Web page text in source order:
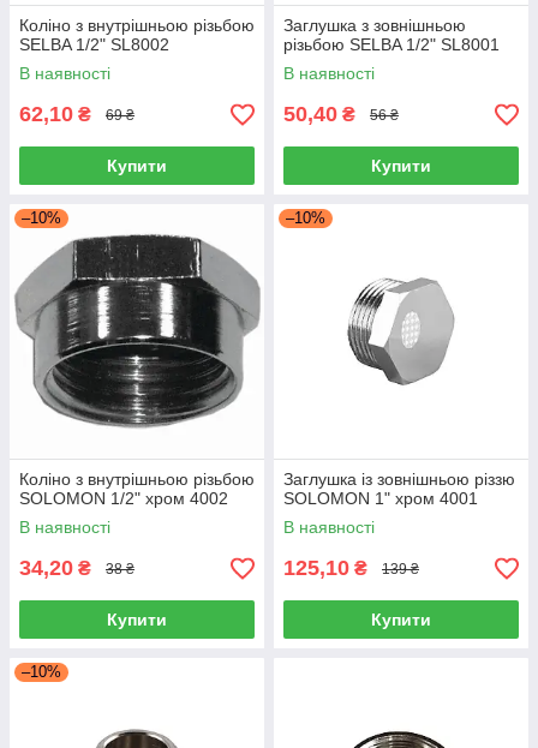
Коліно з внутрішньою різьбою
SELBA 1/2" SL8002
В наявності
62,10 ₴ 69 ₴
Купити
Заглушка з зовнішньою
різьбою SELBA 1/2" SL8001
В наявності
50,40 ₴ 56 ₴
Купити
–10%
Коліно з внутрішньою різьбою
SOLOMON 1/2" хром 4002
В наявності
34,20 ₴ 38 ₴
Купити
–10%
Заглушка із зовнішньою різзю
SOLOMON 1" хром 4001
В наявності
125,10 ₴ 139 ₴
Купити
–10%